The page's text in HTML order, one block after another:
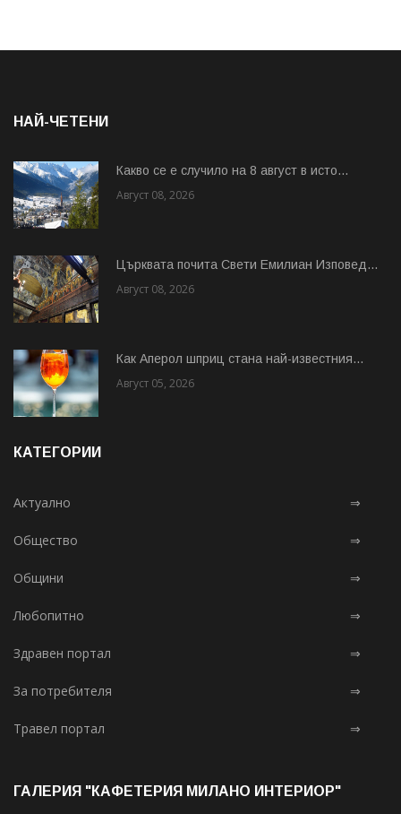
НАЙ-ЧЕТЕНИ
Какво се е случило на 8 август в исто...
Август 08, 2026
Църквата почита Свeти Емилиан Изповед...
Август 08, 2026
Как Аперол шприц стана най-известния...
Август 05, 2026
КАТЕГОРИИ
Актуално ⇒
Общество ⇒
Общини ⇒
Любопитно ⇒
Здравен портал ⇒
За потребителя ⇒
Травел портал ⇒
ГАЛЕРИЯ "КАФЕТЕРИЯ МИЛАНО ИНТЕРИОР"